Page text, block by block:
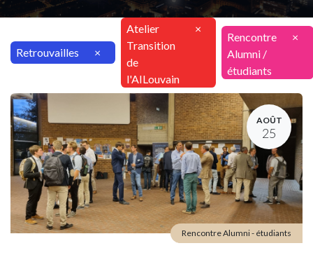
Retrouvailles ×
Atelier
Transition
de
l'AILouvain
×
Rencontre
Alumni /
étudiants
×
AOÛT
25
Rencontre Alumni - étudiants